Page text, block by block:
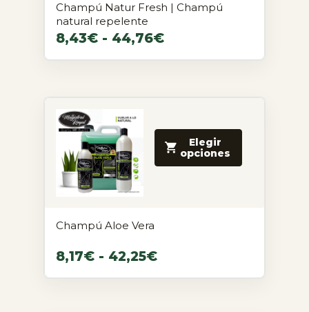
Champú Natur Fresh | Champú
natural repelente
8,43€ - 44,76€
Elegir
opciones
Champú Aloe Vera
8,17€ - 42,25€